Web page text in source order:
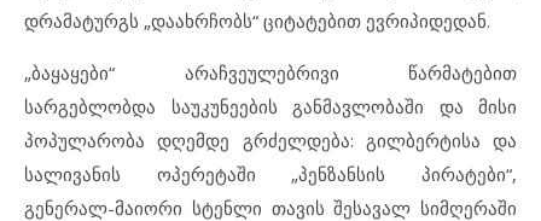
დრამატურგს „დაახრჩობს“ ციტატებით ევრიპიდედან.
„ბაყაყები“ არაჩვეულებრივი წარმატებით
სარგებლობდა საუკუნეების განმავლობაში და მისი
პოპულარობა დღემდე გრძელდება: გილბერტისა და
სალივანის ოპერეტაში „პენზანსის პირატები“,
გენერალ-მაიორი სტენლი თავის შესავალ სიმღერაში